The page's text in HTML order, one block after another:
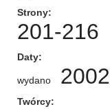
Strony
201-216
Daty
wydano 2002
Twórcy